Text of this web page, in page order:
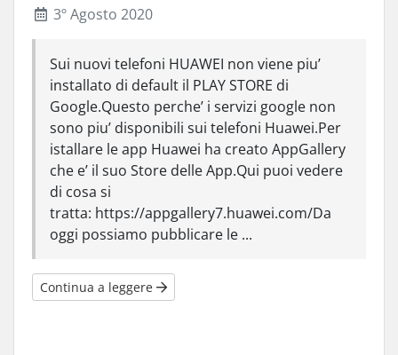
3º Agosto 2020
Sui nuovi telefoni HUAWEI non viene piu’
installato di default il PLAY STORE di
Google.Questo perche’ i servizi google non
sono piu’ disponibili sui telefoni Huawei.Per
istallare le app Huawei ha creato AppGallery
che e’ il suo Store delle App.Qui puoi vedere
di cosa si
tratta: https://appgallery7.huawei.com/Da
oggi possiamo pubblicare le ...
Continua a leggere